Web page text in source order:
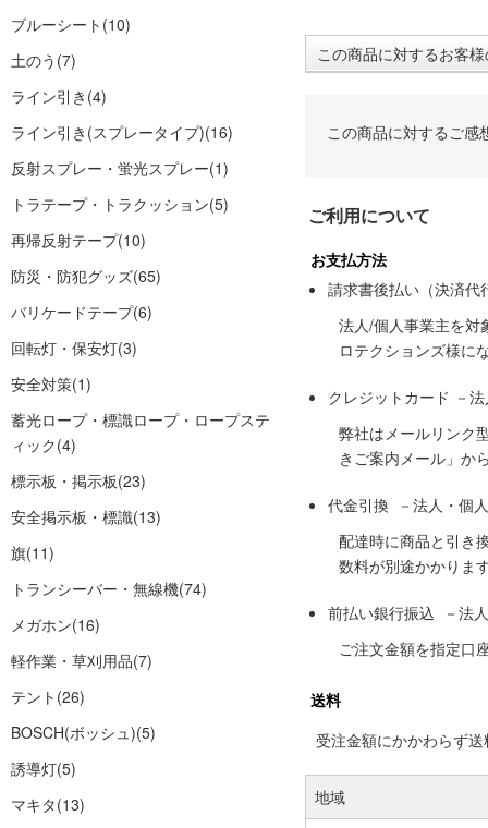
ブルーシート (10)
土のう (7)
ライン引き (4)
ライン引き(スプレータイプ)(16)
反射スプレー・蛍光スプレー(1)
トラテープ・トラクッション(5)
再帰反射テープ(10)
防災・防犯グッズ(65)
バリケードテープ(6)
回転灯・保安灯(3)
安全対策(1)
蓄光ロープ・標識ロープ・ロープステ
ィック(4)
標示板・掲示板(23)
安全掲示板・標識(13)
旗(11)
トランシーバー・無線機(74)
メガホン(16)
軽作業・草刈用品(7)
テント (26)
BOSCH(ボッシュ)(5)
誘導灯(5)
マキタ(13)
この商品に対するお客
この商品に対するご感
ご利用について
お支払方法
請求書後払い（決済代
法人/個人事業主を対
ロテクションズ様に
クレジットカード －
弊社はメールリンク
きご案内メール」か
代金引換 －法人・個
配達時に商品と引き
数料が別途かかりま
前払い銀行振込 －法
ご注文金額を指定口
送料
受注金額にかかわらず
地域